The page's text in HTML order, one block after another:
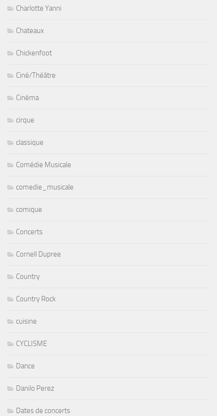
Charlotte Yanni
Chateaux
Chickenfoot
Ciné/Théâtre
Cinéma
cirque
classique
Comédie Musicale
comedie_musicale
comique
Concerts
Cornell Dupree
Country
Country Rock
cuisine
CYCLISME
Dance
Danilo Perez
Dates de concerts